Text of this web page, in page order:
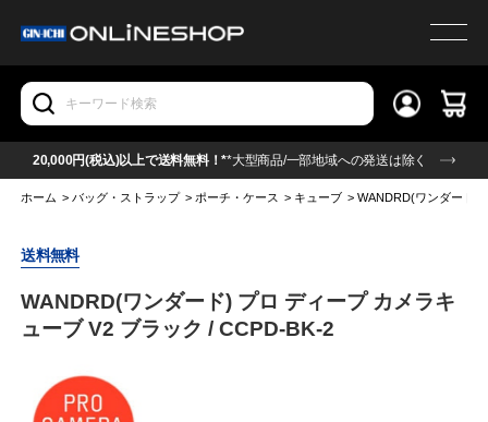
20,000円(税込)以上で送料無料！**大型商品/一部地域への発送は除く
ホーム >バッグ・ストラップ > ポーチ・ケース > キューブ >WANDRD(ワンダード)
送料無料
WANDRD(ワンダード) プロ ディープ カメラキ
ューブ V2 ブラック / CCPD-BK-2